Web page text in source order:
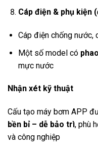
Cáp điện & phụ kiện
Cáp điện chống nước,
Một số model có
mực nước
Nhận xét kỹ thuật
Cấu tạo máy bơm APP
bền bỉ – dễ bảo trì, phù
và công nghiệp